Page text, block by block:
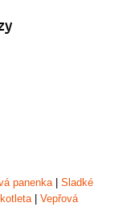
panenka | Sladké
| Vepřová